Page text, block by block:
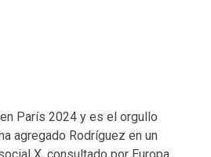
París 2024 y es el orgullo
agregado Rodríguez en un